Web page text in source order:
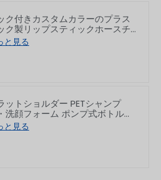
ク付きカスタムカラーのプラス
ク製リップスティックホースチ
ブ 8/15g
と見る
ットショルダー PETシャンプ
洗顔フォーム ポンプ式ボトル
200ml
と見る